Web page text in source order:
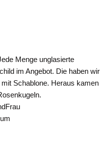
Menge unglasierte
im Angebot. Die haben wir
Schablone. Heraus kamen